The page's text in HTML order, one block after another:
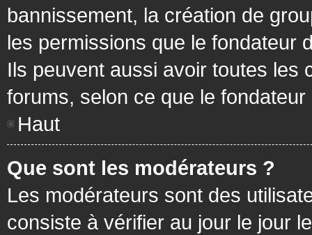
bannissement, la création de
les permissions que le fondateur
Ils peuvent aussi avoir toutes les
forums, selon ce que le
Haut
Que sont les modérateurs ?
Les modérateurs sont des
consiste à vérifier au jour le jour